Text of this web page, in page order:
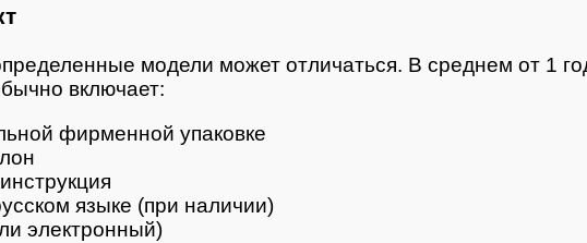
модели может отличаться. В среднем от 1
включает:
фирменной упаковке
языке (при наличии)
электронный)